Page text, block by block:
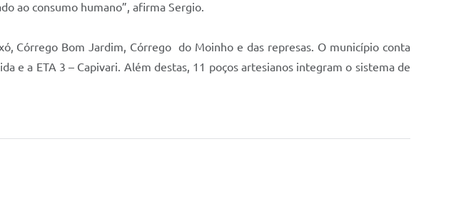
ao consumo humano”, afirma Sergio.
Córrego Bom Jardim, Córrego do Moinho e das represas. O município conta
e a ETA 3 – Capivari. Além destas, 11 poços artesianos integram o sistema de